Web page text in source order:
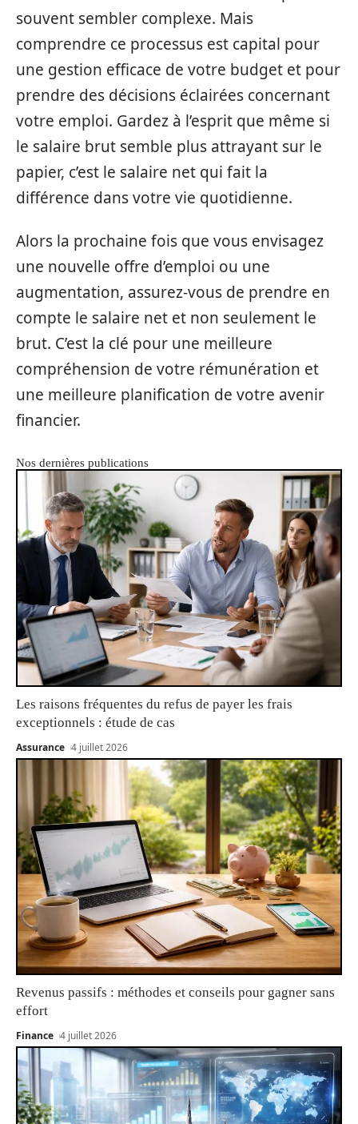
souvent sembler complexe. Mais
comprendre ce processus est capital pour
une gestion efficace de votre budget et pour
prendre des décisions éclairées concernant
votre emploi. Gardez à l’esprit que même si
le salaire brut semble plus attrayant sur le
papier, c’est le salaire net qui fait la
différence dans votre vie quotidienne.
Alors la prochaine fois que vous envisagez
une nouvelle offre d’emploi ou une
augmentation, assurez-vous de prendre en
compte le salaire net et non seulement le
brut. C’est la clé pour une meilleure
compréhension de votre rémunération et
une meilleure planification de votre avenir
financier.
Nos dernières publications
Les raisons fréquentes du refus de payer les frais
exceptionnels : étude de cas
Assurance 4 juillet 2026
Revenus passifs : méthodes et conseils pour gagner sans
effort
Finance 4 juillet 2026